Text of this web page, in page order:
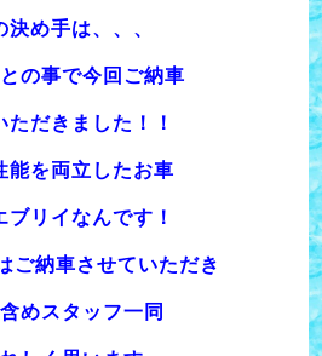
決め手は、、、
の事で今回ご納車
ただきました！！
能を両立したお車
ブリイなんです！
ご納車させていただき
めスタッフ一同